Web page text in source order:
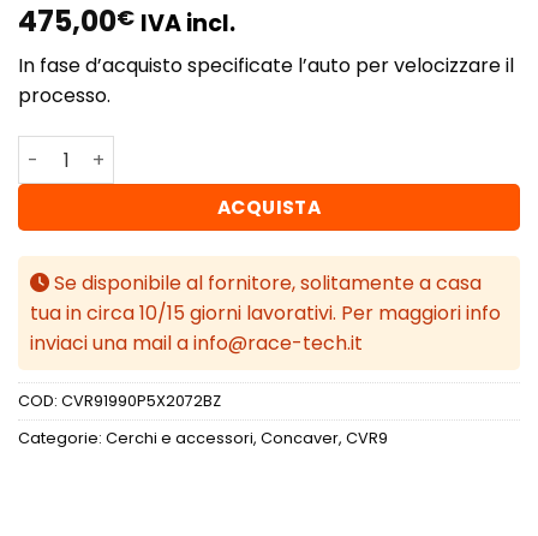
475,00€ IVA incl.
In fase d’acquisto specificate l’auto per velocizzare il
processo.
Concaver CVR9 19x9 ET20-54 BLANK Gloss Bronze
ACQUISTA
Se disponibile al fornitore, solitamente a casa
tua in circa 10/15 giorni lavorativi. Per maggiori info
inviaci una mail a info@race-tech.it
COD: CVR91990P5X2072BZ
Categorie: Cerchi e accessori, Concaver, CVR9